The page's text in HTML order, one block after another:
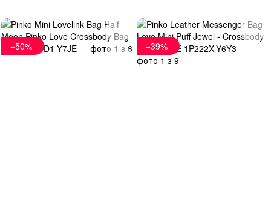
−50% −39%